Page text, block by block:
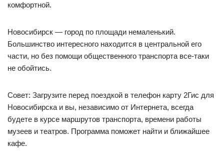
комфортной.
Новосибирск — город по площади немаленький.
Большинство интересного находится в центральной его
части, но без помощи общественного транспорта все-таки
не обойтись.
Совет: Загрузите перед поездкой в телефон карту 2Гис для
Новосибирска и вы, независимо от Интернета, всегда
будете в курсе маршрутов транспорта, времени работы
музеев и театров. Программа поможет найти и ближайшее
кафе.